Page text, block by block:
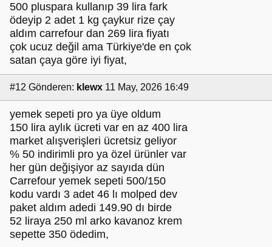
500 pluspara kullanıp 39 lira fark
ödeyip 2 adet 1 kg çaykur rize çay
aldım carrefour dan 269 lira fiyatı
çok ucuz değil ama Türkiye'de en çok
satan çaya göre iyi fiyat,
#12 Gönderen: klewx 11 May, 2026 16:49
yemek sepeti pro ya üye oldum
150 lira aylık ücreti var en az 400 lira
market alışverişleri ücretsiz geliyor
% 50 indirimli pro ya özel ürünler var
her gün değişiyor az sayıda dün
Carrefour yemek sepeti 500/150
kodu vardı 3 adet 46 lı molped dev
paket aldım adedi 149.90 dı birde
52 liraya 250 ml arko kavanoz krem
sepette 350 ödedim,